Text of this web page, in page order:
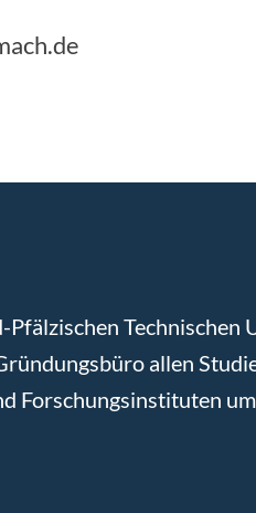
Technischen
allen
Forschungsinstituten